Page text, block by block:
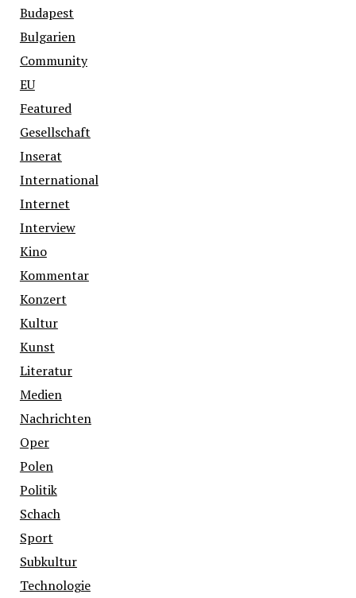
Budapest
Bulgarien
Community
EU
Featured
Gesellschaft
Inserat
International
Internet
Interview
Kino
Kommentar
Konzert
Kultur
Kunst
Literatur
Medien
Nachrichten
Oper
Polen
Politik
Schach
Sport
Subkultur
Technologie